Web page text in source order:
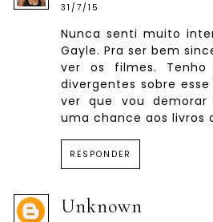
31/7/15
Nunca senti muito
Gayle. Pra ser bem
ver os filmes. Tenho
divergentes sobre
ver que vou
uma chance aos livros
RESPONDER
Unknown